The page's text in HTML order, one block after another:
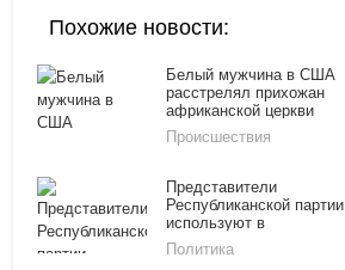
Похожие новости:
Белый мужчина в США
расстрелял прихожан
африканской церкви
Происшествия
Представители
Республиканской партии
используют в
предвыборной агитации
образ Путина
Политика